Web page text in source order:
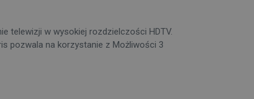
telewizji w wysokiej rozdzielczości HDTV.
pozwala na korzystanie z Możliwości 3